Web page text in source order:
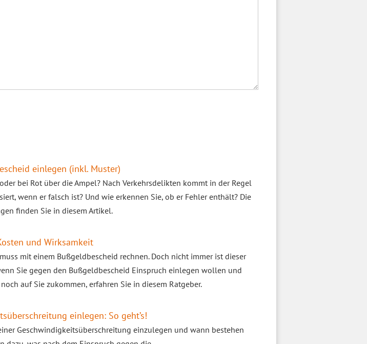
einlegen (inkl. Muster)
bei Rot über die Ampel? Nach Verkehrsdelikten kommt in der Regel
wenn er falsch ist? Und wie erkennen Sie, ob er Fehler enthält? Die
finden Sie in diesem Artikel.
und Wirksamkeit
mit einem Bußgeldbescheid rechnen. Doch nicht immer ist dieser
Sie gegen den Bußgeldbescheid Einspruch einlegen wollen und
auf Sie zukommen, erfahren Sie in diesem Ratgeber.
einlegen: So geht’s!
Geschwindigkeitsüberschreitung einzulegen und wann bestehen